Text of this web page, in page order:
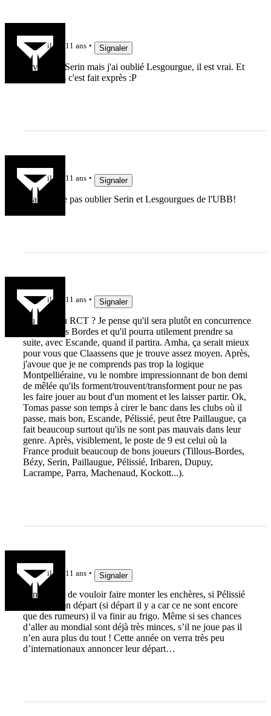
il y a 11 ans Signaler
J'avis noté Serin mais j'ai oublié Lesgourgue, il est vrai. Et
Rado, mais c'est fait exprès :P
il y a 11 ans Signaler
Glabutz, ne pas oublier Serin et Lesgourgues de l'UBB!
il y a 11 ans Signaler
Au frigo au RCT ? Je pense qu'il sera plutôt en concurrence
avec Tillous Bordes et qu'il pourra utilement prendre sa
suite, avec Escande, quand il partira. Amha, ça serait mieux
pour vous que Claassens que je trouve assez moyen. Après,
j'avoue que je ne comprends pas trop la logique
Montpelliéraine, vu le nombre impressionnant de bon demi
de mêlée qu'ils forment/trouvent/transforment pour ne pas
les faire jouer au bout d'un moment et les laisser partir. Ok,
Tomas passe son temps à cirer le banc dans les clubs où il
passe, mais bon, Escande, Pélissié, peut être Paillaugue, ça
fait beaucoup surtout qu'ils ne sont pas mauvais dans leur
genre. Après, visiblement, le poste de 9 est celui où la
France produit beaucoup de bons joueurs (Tillous-Bordes,
Bézy, Serin, Paillaugue, Pélissié, Iribaren, Dupuy,
Lacrampe, Parra, Machenaud, Kockott...).
il y a 11 ans Signaler
Sans parler de vouloir faire monter les enchères, si Pélissié
annonce son départ (si départ il y a car ce ne sont encore
que des rumeurs) il va finir au frigo. Même si ses chances
d’aller au mondial sont déjà très minces, s’il ne joue pas il
n’en aura plus du tout ! Cette année on verra très peu
d’internationaux annoncer leur départ…